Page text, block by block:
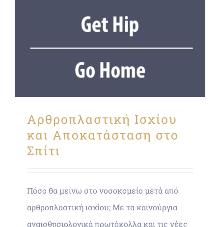
Αρθροπλαστική Ισχίου
και Αποκατάσταση στο
Σπίτι
Πόσο θα μείνω στο νοσοκομείο μετά από
αρθροπλαστική ισχίου; Με τα καινούργια
αναισθησιολογικά πρωτόκολλα και τις νέες